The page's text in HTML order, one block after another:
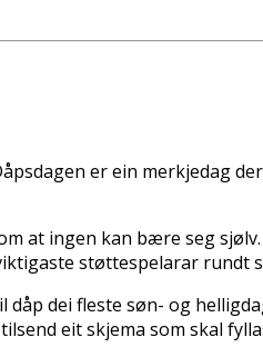
er ein merkjedag
at ingen kan bære seg
støttespelarar rundt
dei fleste søn- og
eit skjema som skal